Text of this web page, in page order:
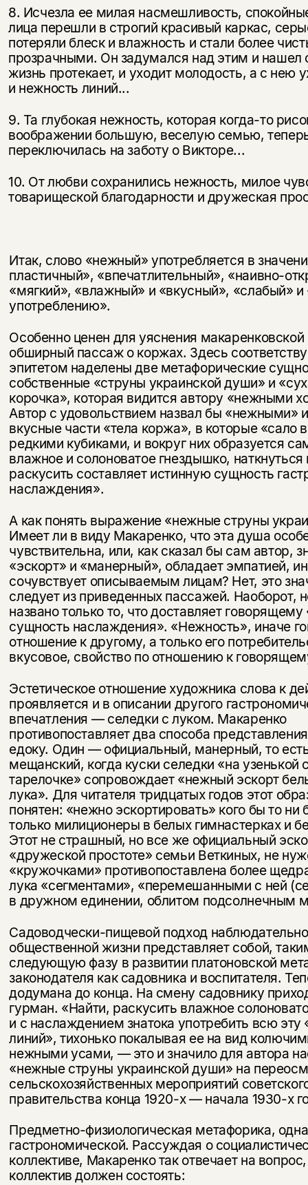
8. Исчезла ее милая насмешливость,
лица пе­решли в строгий красивый каркас,
потеряли блеск и влажность и стали более
прозрачными. Он задумался над этим и нашел
жизнь протекает, и уходит молодость, а с нею
и нежность линий...
9. Та глубокая нежность, которая когда-то
воображении боль­шую, веселую семью,
переключилась на заботу о Викторе...
10. От любви сохранились нежность, милое
товарищеской бла­годарности и дружеская
Итак, слово «нежный» употребляется в
пластичный», «впечатлительный», «наивно-
«мягкий», «влажный» и «вкусный», «слабый» и
употреблению».
Особенно ценен для уяснения
обширный пассаж о коржах. Здесь
эпитетом наделены две метафори­ческие
собственные «струны украинской души» и
корочка», которая видится автору «нежными
Автор с удоволь­ствием назвал бы «нежными»
вкусные части «тела коржа», в ко­торые «сало
редкими кубиками, и вокруг них образуется
влажное и солоноватое гнездышко, наткнуться
рас­кусить составляет истинную сущность
наслаждения».
А как понять выражение «нежные струны
Имеет ли в виду Макаренко, что эта душа
чувствительна, или, как сказал бы сам автор,
«эскорт» и «манерный», обладает эмпатией,
сочувствует описываемым лицам? Нет, это
следует из приведенных пассажей. Наоборот,
названо только то, что доставляет
сущность наслаждения». «Нежность», иначе
отношение к другому, а только его
вкусовое, свой­ство по отношению к
Эстетическое отношение художника слова к
прояв­ляется и в описании другого
впечатления — селедки с лу­ком. Макаренко
противопоставляет два способа
едоку. Один — официальный, манерный, то
мещанский, когда куски селедки «на узенькой
тарелочке» сопровождает «нежный эскорт
лука». Для читателя тридцатых годов этот
понятен: «нежно эскортировать» кого бы то ни
только ми­лиционеры в белых гимнастерках и
Этот не страшный, но все же официальный
«дружеской простоте» семьи Веткиных, не
«кружочками» противопоставлена более
лука «сегментами», «перемешанными с ней
в дружном еди­нении, облитом подсолнечным
Садоводчески-пищевой подход
обществен­ной жизни представляет собой,
следующую фазу в развитии платоновской
законодателя как садовника и воспитателя.
додумана до конца. На смену садовнику
гурман. «Найти, раскусить влажное
и с наслаждением знатока упо­требить всю эту
линий», тихонько покалывая ее на вид
нежными усами, — это и значило для автора
«нежные струны украинской души» на
сельскохозяйственных меро­приятий
правительства конца 1920-х — начала 1930-х
Предметно-физиологическая метафорика,
гастроно­мической. Рассуждая о
коллективе, Макаренко так отве­чает на вопрос,
коллектив должен состоять: